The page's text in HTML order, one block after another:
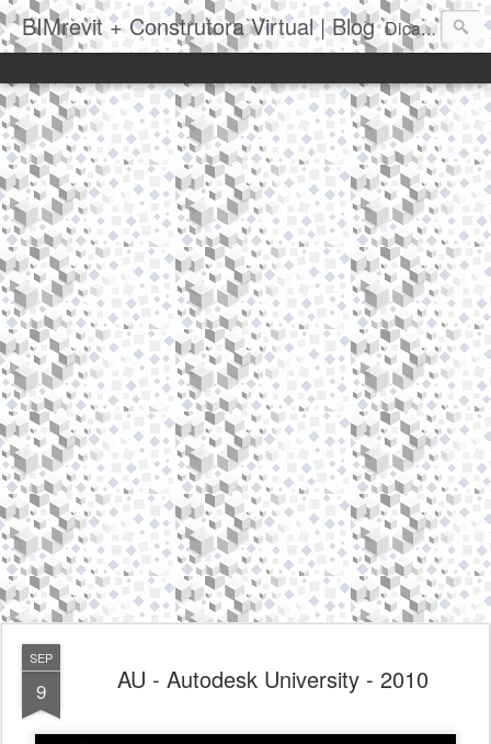
BIMrevit + Construtora Virtual | Blog Dicas|Truques|Novidades|Notícias|Eventos|Softwares
SEP
9 AU - Autodesk University - 2010